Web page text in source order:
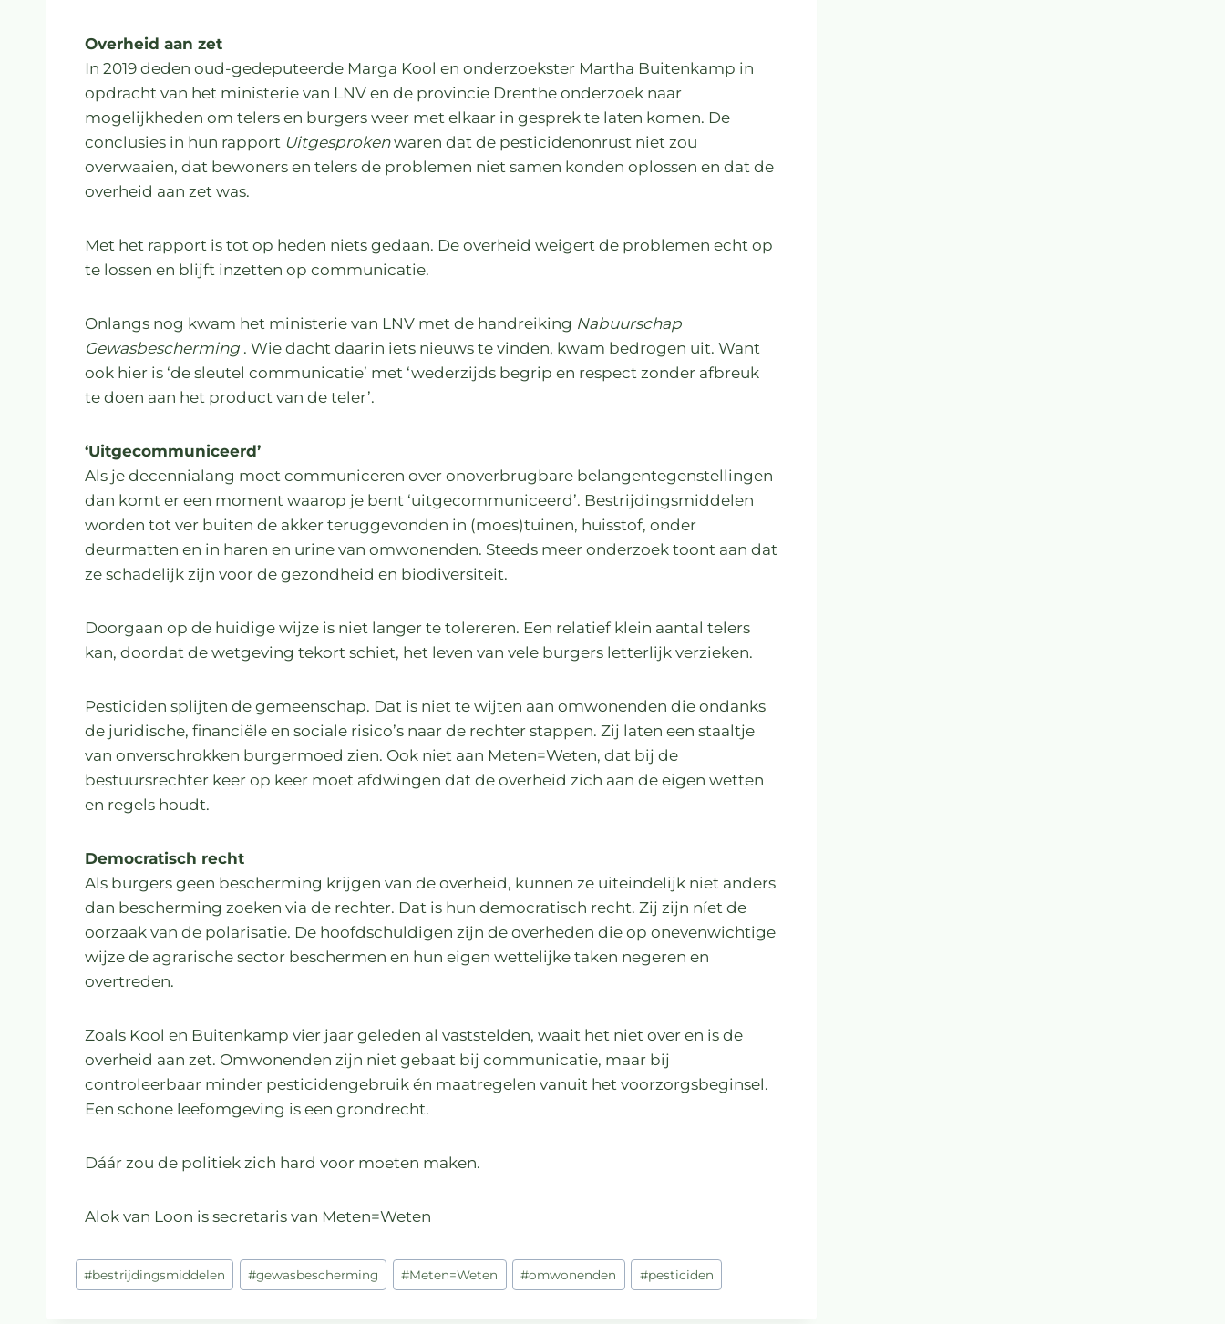
Overheid aan zet
In 2019 deden oud-gedeputeerde Marga Kool en onderzoekster Martha Buitenkamp in
opdracht van het ministerie van LNV en de provincie Drenthe onderzoek naar
mogelijkheden om telers en burgers weer met elkaar in gesprek te laten komen. De
conclusies in hun rapport Uitgesprokenwaren dat de pesticidenonrust niet zou
overwaaien, dat bewoners en telers de problemen niet samen konden oplossen en dat de
overheid aan zet was.
Met het rapport is tot op heden niets gedaan. De overheid weigert de problemen echt op
te lossen en blijft inzetten op communicatie.
Onlangs nog kwam het ministerie van LNV met de handreiking Nabuurschap
Gewasbescherming . Wie dacht daarin iets nieuws te vinden, kwam bedrogen uit. Want
ook hier is ‘de sleutel communicatie’ met ‘wederzijds begrip en respect zonder afbreuk
te doen aan het product van de teler’.
‘Uitgecommuniceerd’
Als je decennialang moet communiceren over onoverbrugbare belangentegenstellingen
dan komt er een moment waarop je bent ‘uitgecommuniceerd’. Bestrijdingsmiddelen
worden tot ver buiten de akker teruggevonden in (moes)tuinen, huisstof, onder
deurmatten en in haren en urine van omwonenden. Steeds meer onderzoek toont aan dat
ze schadelijk zijn voor de gezondheid en biodiversiteit.
Doorgaan op de huidige wijze is niet langer te tolereren. Een relatief klein aantal telers
kan, doordat de wetgeving tekort schiet, het leven van vele burgers letterlijk verzieken.
Pesticiden splijten de gemeenschap. Dat is niet te wijten aan omwonenden die ondanks
de juridische, financiële en sociale risico’s naar de rechter stappen. Zij laten een staaltje
van onverschrokken burgermoed zien. Ook niet aan Meten=Weten, dat bij de
bestuursrechter keer op keer moet afdwingen dat de overheid zich aan de eigen wetten
en regels houdt.
Democratisch recht
Als burgers geen bescherming krijgen van de overheid, kunnen ze uiteindelijk niet anders
dan bescherming zoeken via de rechter. Dat is hun democratisch recht. Zij zijn níet de
oorzaak van de polarisatie. De hoofdschuldigen zijn de overheden die op onevenwichtige
wijze de agrarische sector beschermen en hun eigen wettelijke taken negeren en
overtreden.
Zoals Kool en Buitenkamp vier jaar geleden al vaststelden, waait het niet over en is de
overheid aan zet. Omwonenden zijn niet gebaat bij communicatie, maar bij
controleerbaar minder pesticidengebruik én maatregelen vanuit het voorzorgsbeginsel.
Een schone leefomgeving is een grondrecht.
Dáár zou de politiek zich hard voor moeten maken.
Alok van Loon is secretaris van Meten=Weten
#bestrijdingsmiddelen #gewasbescherming #Meten=Weten #omwonenden #pesticiden